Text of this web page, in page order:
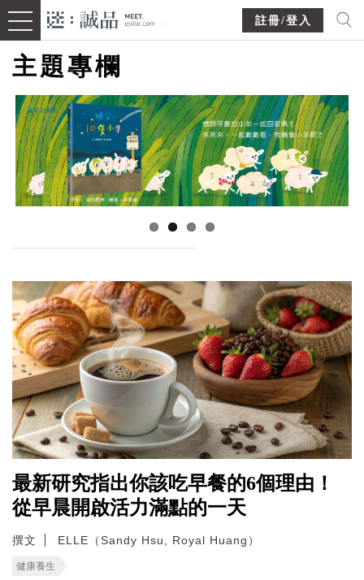
註冊/登入
主題專欄
最新研究指出你該吃早餐的6個理由！
從早晨開啟活力滿點的一天
撰文 ELLE（Sandy Hsu, Royal Huang）
健康養生